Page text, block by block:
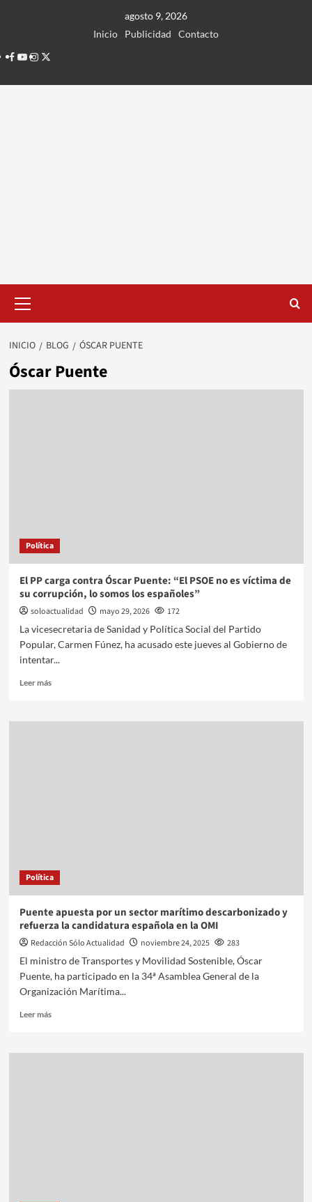
agosto 9, 2026
Inicio
Publicidad
Contacto
Facebook
Youtube
Instagram
Twitter
principal
INICIO BLOG ÓSCAR PUENTE
Óscar Puente
Política
El PP carga contra Óscar Puente: “El PSOE no es víctima de
su corrupción, lo somos los españoles”
soloactualidad mayo 29, 2026
172
La vicesecretaria de Sanidad y Política Social del Partido
Popular, Carmen Fúnez, ha acusado este jueves al Gobierno de
intentar...
Leer más
Política
Puente apuesta por un sector marítimo descarbonizado y
refuerza la candidatura española en la OMI
Redacción Sólo Actualidad noviembre 24, 2025
283
El ministro de Transportes y Movilidad Sostenible, Óscar
Puente, ha participado en la 34ª Asamblea General de la
Organización Marítima...
Leer más